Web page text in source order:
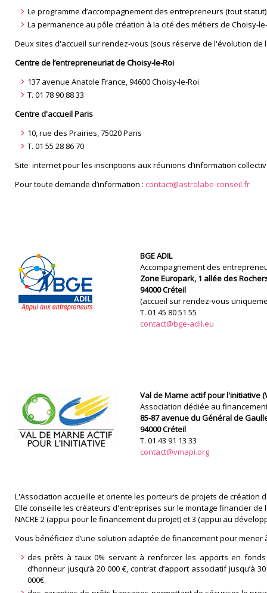
Le programme d’accompagnement des entrepreneurs (tout
La permanence au pôle création à la cité des métiers de Choisy-
Deux sites d'accueil sur rendez-vous (sous réserve de l'évolution de
Centre de l’entrepreneuriat de Choisy-le-Roi
137 avenue Anatole France, 94600 Choisy-le-Roi
T. 01 78 90 88 33
Centre d'accueil Paris
10, rue des Prairies, 75020 Paris
T. 01 55 28 86 70
Site internet pour les inscriptions aux réunions d’information
Pour toute demande d’information : contact@astrolabe-conseil.fr
BGE ADIL
Accompagnement des
Zone Europark, 1 allée des
94000 Créteil
(accueil sur rendez-vous
T. 01 45 80 51 55
contact@bge-adil.eu
Val de Marne actif pour l'initiative
Association dédiée au
85-87 avenue du Général de
94000 Créteil
T. 01 43 91 13 33
contact@vmapi.org
L'Association accueille et oriente les porteurs de projets de création
Elle conseille les créateurs d'entreprises sur le montage financier de
NACRE 2 (appui pour le financement du projet) et 3 (appui au
Vous bénéficiez d’une solution adaptée de financement pour mener
des prêts à taux 0% servant à renforcer les apports en fonds
d’honneur jusqu’à 20 000 €, contrat d’apport associatif jusqu’à
000€.